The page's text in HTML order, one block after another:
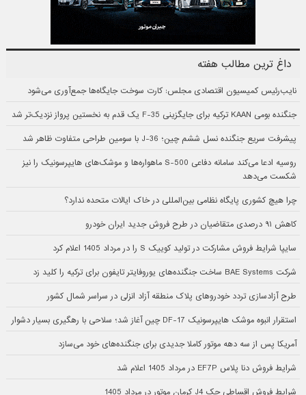
داغ ترین مطالب هفته
نایب‌رئیس کمیسیون اقتصادی مجلس: کارت سوخت جایگاه‌ها جمع‌آوری می‌شود
جنگنده بومی KAAN ترکیه برای جایگزینی F-35 یک قدم به نخستین پرواز نزدیک‌تر شد
پیشرفت سریع جنگنده نسل ششم چین؛ J-36 با سومین طراحی متفاوت ظاهر شد
روسیه ادعا می‌کند سامانه دفاعی S-500 ماهواره‌ها و موشک‌های هایپرسونیک را نیز
شکست می‌دهد
چرا هیچ کشوری پایگاه نظامی بین‌المللی در خاک ایالات متحده ندارد؟
کاهش ۹۱ درصدی متقاضیان در طرح فروش جدید ایران خودرو
سایپا شرایط فروش مشارکت در تولید کوییک S را در مرداد 1405 اعلام کرد
شرکت BAE Systems ساخت جنگنده‌های یوروفایتر تایفون برای ترکیه را کلید زد
طرح آزادسازی تردد خودروهای پلاک منطقه آزاد انزلی در سراسر شمال کشور
استقرار انبوه موشک هایپرسونیک DF-17 چین آغاز شد؛ سلاحی با رهگیری بسیار دشوار
آمریکا پس از سه دهه موتور کاملا جدیدی برای جنگنده‌های خود می‌سازد
شرایط فروش دنا پلاس EF7P در مرداد 1405 اعلام شد
شرایط فروش اقساطی جک J4 کرمان موتور در مرداد 1405